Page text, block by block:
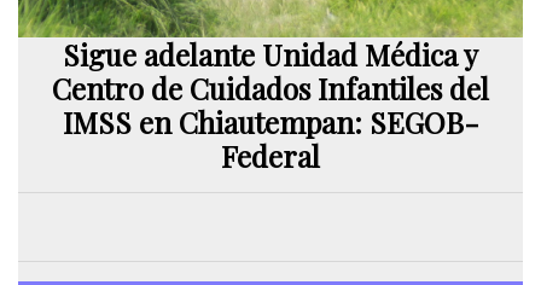
Sigue adelante Unidad Médica y
Centro de Cuidados Infantiles del
IMSS en Chiautempan: SEGOB-
Federal